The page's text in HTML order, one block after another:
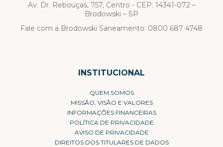
Av. Dr. Rebouças, 757, Centro - CEP: 14341-072 –
Brodowski – SP
Fale com a Brodowski Saneamento: 0800 687 4748
INSTITUCIONAL
QUEM SOMOS
MISSÃO, VISÃO E VALORES
INFORMAÇÕES FINANCEIRAS
POLÍTICA DE PRIVACIDADE
AVISO DE PRIVACIDADE
DIREITOS DOS TITULARES DE DADOS